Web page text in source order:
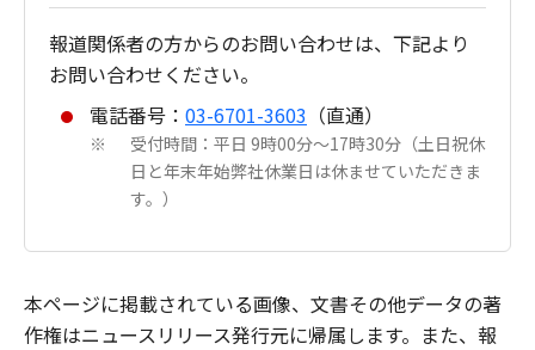
報道関係者の方からのお問い合わせは、下記より
お問い合わせください。
電話番号： 03-6701-3603 （直通）
※
受付時間：平日 9時00分～17時30分（土日祝休
日と年末年始弊社休業日は休ませていただきま
す。）
本ページに掲載されている画像、文書その他データの著
作権はニュースリリース発行元に帰属します。また、報